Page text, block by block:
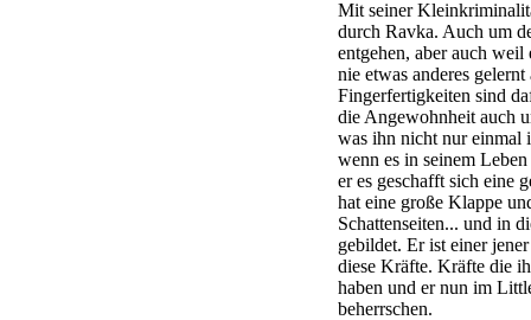
Mit seiner
durch Ravka. Auch um
entgehen, aber auch weil
nie etwas anderes
Fingerfertigkeiten sind
die Angewohnheit auch
was ihn nicht nur einmal
wenn es in seinem
er es geschafft sich eine
hat eine große Klappe
Schattenseiten... und in
gebildet. Er ist einer
diese Kräfte. Kräfte die
haben und er nun im
beherrschen.